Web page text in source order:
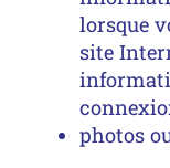
lorsque
site
photos